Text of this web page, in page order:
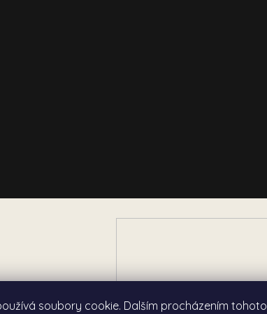
soubory cookie. Dalším procházením tohoto